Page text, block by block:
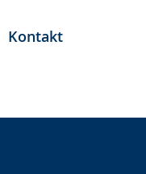
Kontakt